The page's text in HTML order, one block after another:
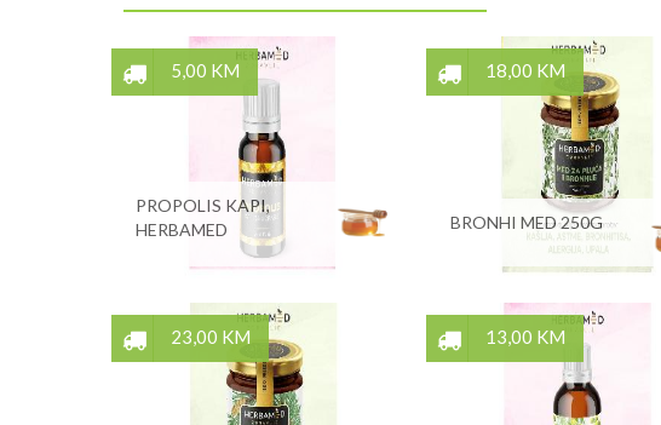
5,00 KM
PROPOLIS KAPI,
HERBAMED
18,00 KM
BRONHI MED 250G
23,00 KM 13,00 KM